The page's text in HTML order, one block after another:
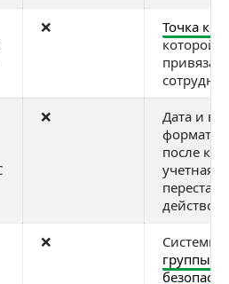
❌
Точка
которой
привязан
❌
Дата и
формате
после
учетная
❌
группы